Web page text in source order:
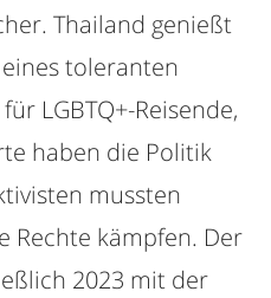
Thailand genießt
toleranten
LGBTQ+-Reisende,
haben die Politik
mussten
Rechte kämpfen. Der
2023 mit der